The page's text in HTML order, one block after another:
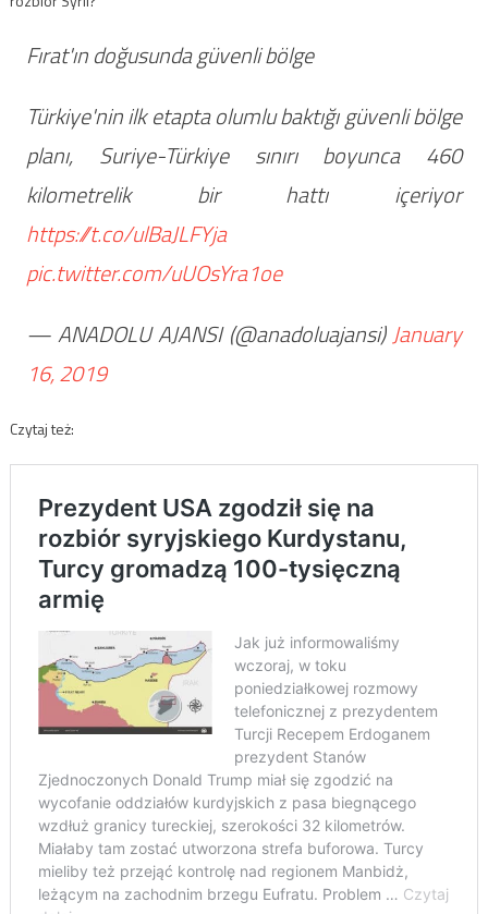
Fırat'ın doğusunda güvenli bölge
Türkiye'nin ilk etapta olumlu baktığı güvenli bölge
planı, Suriye-Türkiye sınırı boyunca 460
kilometrelik bir hattı içeriyor
https://t.co/ulBaJLFYja
pic.twitter.com/uUOsYra1oe
— ANADOLU AJANSI (@anadoluajansi)January
16, 2019
Czytaj też: